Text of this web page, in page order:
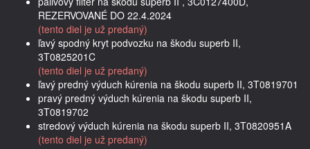
REZERVOVANÉ DO 22.4.2024
(tento diel je už predaný)
ľavý spodný kryt podvozku na škodu superb II,
3T0825201C
(tento diel je už predaný)
ľavý predný výduch kúrenia na škodu superb II, 3T0819701
pravý predný výduch kúrenia na škodu superb II,
3T0819702
stredový výduch kúrenia na škodu superb II, 3T0820951A
(tento diel je už predaný)